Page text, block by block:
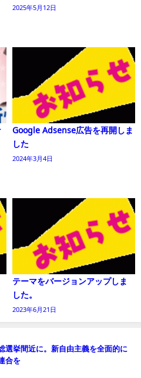
2025年5月12日
Google Adsense広告を再開しま
した
2024年3月4日
テーマをバージョンアップしま
した。
2023年6月21日
選挙間近に。新自由主義を全面的に
合を